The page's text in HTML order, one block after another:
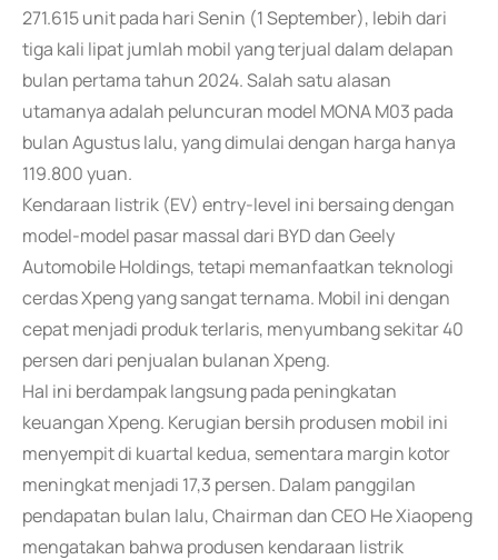
271.615 unit pada hari Senin (1 September), lebih dari
tiga kali lipat jumlah mobil yang terjual dalam delapan
bulan pertama tahun 2024. Salah satu alasan
utamanya adalah peluncuran model MONA M03 pada
bulan Agustus lalu, yang dimulai dengan harga hanya
119.800 yuan.
Kendaraan listrik (EV) entry-level ini bersaing dengan
model-model pasar massal dari BYD dan Geely
Automobile Holdings, tetapi memanfaatkan teknologi
cerdas Xpeng yang sangat ternama. Mobil ini dengan
cepat menjadi produk terlaris, menyumbang sekitar 40
persen dari penjualan bulanan Xpeng.
Hal ini berdampak langsung pada peningkatan
keuangan Xpeng. Kerugian bersih produsen mobil ini
menyempit di kuartal kedua, sementara margin kotor
meningkat menjadi 17,3 persen. Dalam panggilan
pendapatan bulan lalu, Chairman dan CEO He Xiaopeng
mengatakan bahwa produsen kendaraan listrik